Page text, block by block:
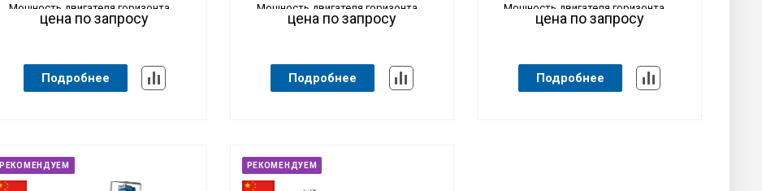
Мощность двигателя горизонта
льной подачи, кВт
цена по запросу
Подробнее
Мощность двигателя горизонта
льной подачи, кВт
цена по запросу
Подробнее
Мощность двигателя горизонта
льной подачи, кВт
цена по запросу
Подробнее
РЕКОМЕНДУЕМ РЕКОМЕНДУЕМ